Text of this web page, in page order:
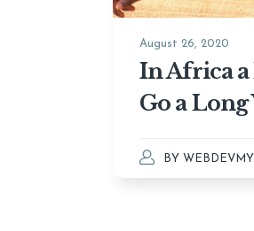
August 26, 2020
In Africa
Go a Long
BY